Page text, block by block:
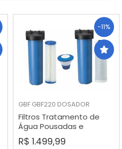
-11%
GBF GBF220 DOSADOR
Filtros Tratamento de
Água Pousadas e
Fazendas GBF6000F
R$ 1.499,99